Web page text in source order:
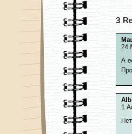
3
24
А
1